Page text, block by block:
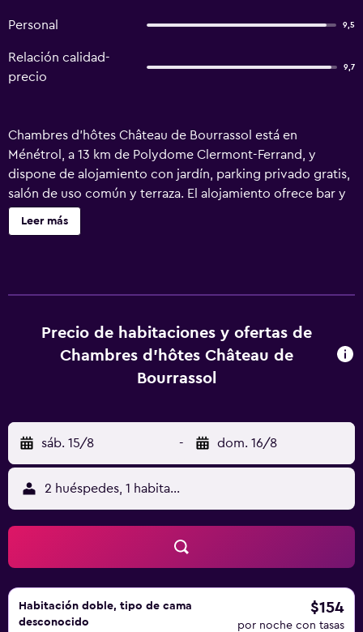
Personal 9,5
Relación calidad-
precio
9,7
Chambres d'hôtes Château de Bourrassol está en
Ménétrol, a 13 km de Polydome Clermont-Ferrand, y
dispone de alojamiento con jardín, parking privado gratis,
salón de uso común y terraza. El alojamiento ofrece bar y
se encuentra a 14 km de Estación de tren de Clermont-
Ferrand. El hostal o pensión libre de humo dispone de wifi
de Bourrassol se puede disfrutar de un desayuno buffet o
continental. Catedral de Clermont-Ferrand está a 15 km del
alojamiento, y Universidad Blaise Pascal está a 19 km. El
Leer más
Precio de habitaciones y ofertas de
Chambres d'hôtes Château de
Bourrassol
sáb. 15/8 - dom. 16/8
2 huéspedes, 1 habitación
Habitación doble, tipo de cama
desconocido
$154
por noche con tasas